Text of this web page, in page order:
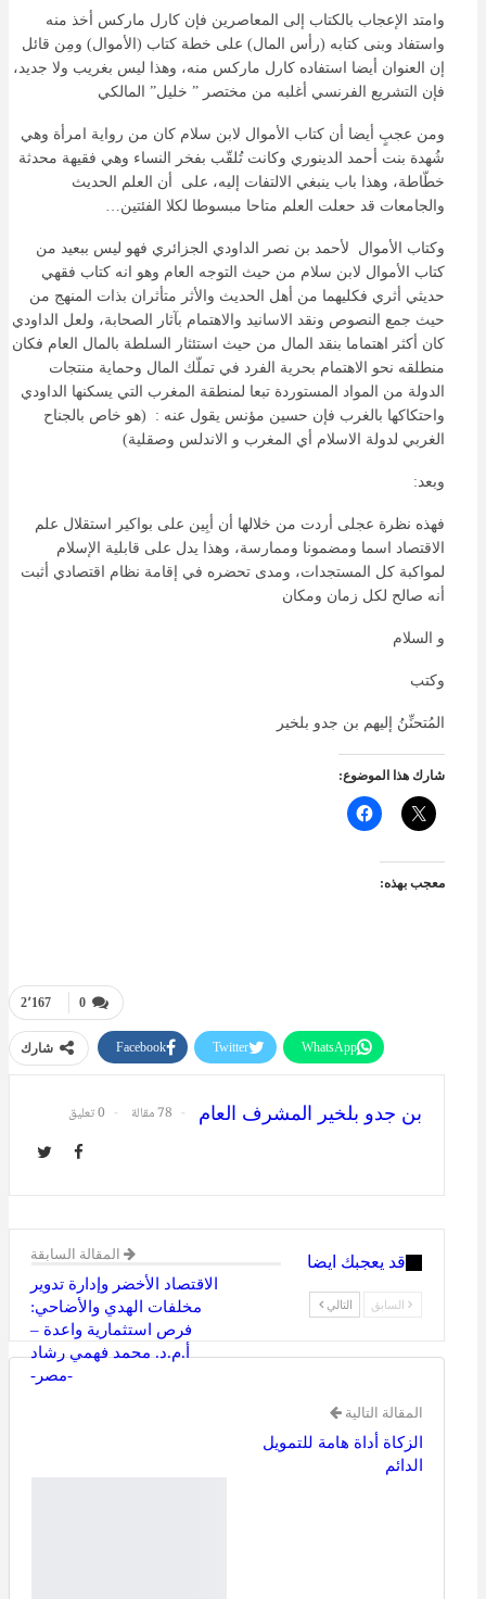
وامتد الإعجاب بالكتاب إلى المعاصرين فإن كارل ماركس أخذ منه
واستفاد وبنى كتابه (رأس المال) على خطة كتاب (الأموال) ومِن قائل
إن العنوان أيضا استفاده كارل ماركس منه، وهذا ليس بغريب ولا جديد،
فإن التشريع الفرنسي أغلبه من مختصر ” خليل” المالكي
ومن عجبٍ أيضا أن كتاب الأموال لابن سلام كان من رواية امرأة وهي
شُهدة بنت أحمد الدينوري وكانت تُلقّب بفخر النساء وهي فقيهة محدثة
خطّاطة، وهذا باب ينبغي الالتفات إليه، على أن العلم الحديث
والجامعات قد حعلت العلم متاحا مبسوطا لكلا الفئتين…
وكتاب الأموال لأحمد بن نصر الداودي الجزائري فهو ليس ببعيد من
كتاب الأموال لابن سلام من حيث التوجه العام وهو انه كتاب فقهي
حديثي أثري فكليهما من أهل الحديث والأثر متأثران بذات المنهج من
حيث جمع النصوص ونقد الاسانيد والاهتمام بآثار الصحابة، ولعل الداودي
كان أكثر اهتماما بنقد المال من حيث استئثار السلطة بالمال العام فكان
منطلقه نحو الاهتمام بحرية الفرد في تملّك المال وحماية منتجات
الدولة من المواد المستوردة تبعا لمنطقة المغرب التي يسكنها الداودي
واحتكاكها بالغرب فإن حسين مؤنس يقول عنه : (هو خاص بالجناح
الغربي لدولة الاسلام أي المغرب و الاندلس وصقلية)
وبعد:
فهذه نظرة عجلى أردت من خلالها أن أبِين على بواكير استقلال علم
الاقتصاد اسما ومضمونا وممارسة، وهذا يدل على قابلية الإسلام
لمواكبة كل المستجدات، ومدى تحضره في إقامة نظام اقتصادي أثبت
أنه صالح لكل زمان ومكان
و السلام
وكتب
المُتحنِّنُ إليهم بن جدو بلخير
شارك هذا الموضوع:
معجب بهذه:
0 2٬167
شارك Facebook Twitter WhatsApp
بن جدو بلخير المشرف العام 78 مقالة 0 تعليق
المقالة السابقة
الاقتصاد الأخضر وإدارة تدوير
مخلفات الهدي والأضاحي:
فرص استثمارية واعدة –
أ.م.د. محمد فهمي رشاد
-مصر-
المقالة التالية
الزكاة أداة هامة للتمويل
الدائم
قد يعجبك ايضا
السابق التالي